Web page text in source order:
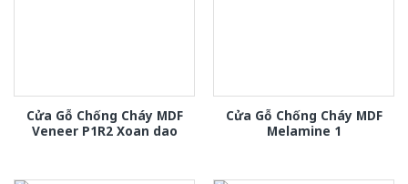
Cửa Gỗ Chống Cháy MDF
Veneer P1R2 Xoan dao
Cửa Gỗ Chống Cháy MDF
Melamine 1